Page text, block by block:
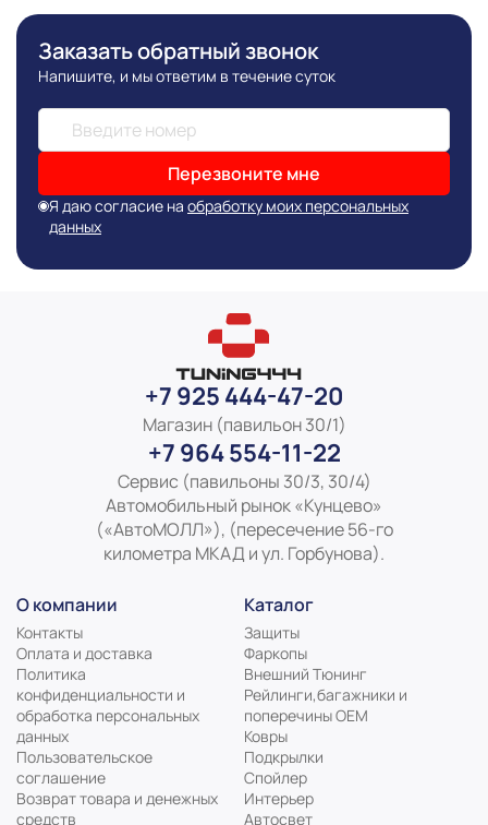
Заказать обратный звонок
Напишите, и мы ответим в течение суток
Перезвоните мне
Я даю согласие на обработку моих персональных
данных
+7 925 444-47-20
Магазин (павильон 30/1)
+7 964 554-11-22
Сервис (павильоны 30/3, 30/4)
Автомобильный рынок «Кунцево»
(«АвтоМОЛЛ»), (пересечение 56-го
километра МКАД и ул. Горбунова).
О компании
Контакты
Оплата и доставка
Политика
конфиденциальности и
обработка персональных
данных
Пользовательское
соглашение
Возврат товара и денежных
средств
Каталог
Защиты
Фаркопы
Внешний Тюнинг
Рейлинги,багажники и
поперечины ОЕМ
Ковры
Подкрылки
Спойлер
Интерьер
Автосвет